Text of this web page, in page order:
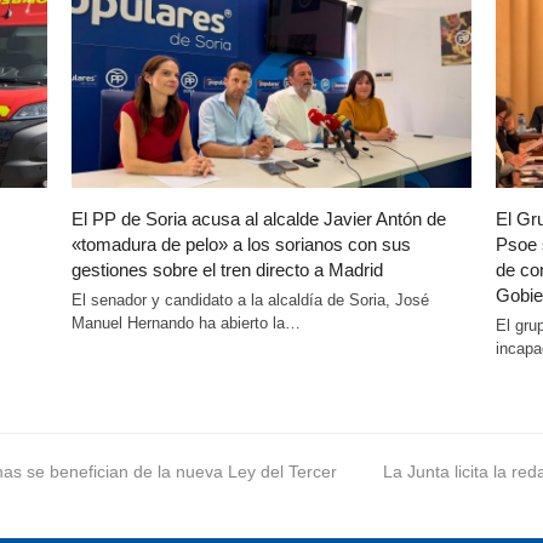
El PP de Soria acusa al alcalde Javier Antón de
«tomadura de pelo» a los sorianos con sus
gestiones sobre el tren directo a Madrid
El senador y candidato a la alcaldía de Soria, José
Manuel Hernando ha abierto la…
El
Psoe
de
El
se benefician de la nueva Ley del Tercer
next
La Junta licita la